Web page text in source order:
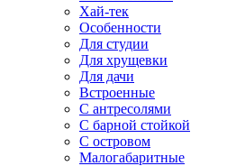
Хай-тек
Особенности
Для студии
Для хрущевки
Для дачи
Встроенные
С антресолями
С барной стойкой
С островом
Малогабаритные